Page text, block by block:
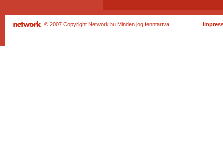
© 2007 Copyright Network.hu Minden jog fenntartva.